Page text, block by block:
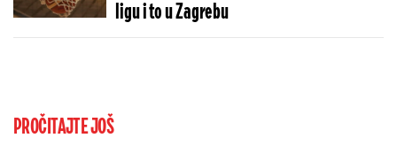
ligu i to u Zagrebu
PROČITAJTE JOŠ